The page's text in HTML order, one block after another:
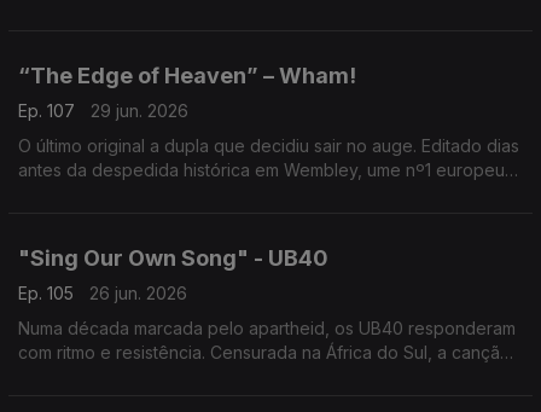
“The Edge of Heaven” – Wham!
Ep. 107
29 jun. 2026
O último original a dupla que decidiu sair no auge. Editado dias
antes da despedida histórica em Wembley, ume nº1 europeu
"Sing Our Own Song" - UB40
Ep. 105
26 jun. 2026
Numa década marcada pelo apartheid, os UB40 responderam
com ritmo e resistência. Censurada na África do Sul, a canção